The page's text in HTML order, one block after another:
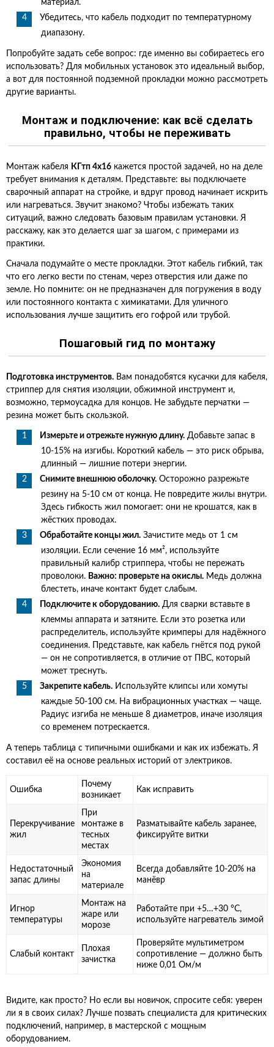
материал.
Убедитесь, что кабель подходит по температурному
диапазону.
Попробуйте задать себе вопрос: где именно вы собираетесь его
использовать? Для мобильных установок это идеальный выбор,
а вот для постоянной подземной прокладки можно рассмотреть
другие варианты.
Монтаж и подключение: как всё сделать
правильно, чтобы не переживать
Монтаж кабеля КГтп 4х16 кажется простой задачей, но на деле
требует внимания к деталям. Представьте: вы подключаете
сварочный аппарат на стройке, и вдруг провод начинает искрить
или нагреваться. Звучит знакомо? Чтобы избежать таких
ситуаций, важно следовать базовым правилам установки. Я
расскажу, как это делается шаг за шагом, с примерами из
практики.
Сначала подумайте о месте прокладки. Этот кабель гибкий, так
что его легко вести по стенам, через отверстия или даже по
земле. Но помните: он не предназначен для погружения в воду
или постоянного контакта с химикатами. Для уличного
использования лучше защитить его гофрой или трубой.
Пошаговый гид по монтажу
Подготовка инструментов. Вам понадобятся кусачки для кабеля,
стриппер для снятия изоляции, обжимной инструмент и,
возможно, термоусадка для концов. Не забудьте перчатки —
резина может быть скользкой.
Измерьте и отрежьте нужную длину. Добавьте запас в
10-15% на изгибы. Короткий кабель — это риск обрыва,
длинный — лишние потери энергии.
Снимите внешнюю оболочку. Осторожно разрежьте
резину на 5-10 см от конца. Не повредите жилы внутри.
Здесь гибкость жил помогает: они не крошатся, как в
жёстких проводах.
Обработайте концы жил. Зачистите медь от 1 см
изоляции. Если сечение 16 мм², используйте
правильный калибр стриппера, чтобы не пережать
проволоки. Важно: проверьте на окислы. Медь должна
блестеть, иначе контакт будет слабым.
Подключите к оборудованию. Для сварки вставьте в
клеммы аппарата и затяните. Если это розетка или
распределитель, используйте кримперы для надёжного
соединения. Представьте, как кабель гнётся под рукой
— он не сопротивляется, в отличие от ПВС, который
может треснуть.
Закрепите кабель. Используйте клипсы или хомуты
каждые 50-100 см. На вибрационных участках — чаще.
Радиус изгиба не меньше 8 диаметров, иначе изоляция
со временем потрескается.
А теперь таблица с типичными ошибками и как их избежать. Я
составил её на основе реальных историй от электриков.
Ошибка
Почему
возникает
Как исправить
Перекручивание
жил
При
монтаже в
тесных
местах
Разматывайте кабель заранее,
фиксируйте витки
Недостаточный
запас длины
Экономия
на
материале
Всегда добавляйте 10-20% на
манёвр
Игнор
температуры
Монтаж на
жаре или
морозе
Работайте при +5…+30 °C,
используйте нагреватель зимой
Слабый контакт
Плохая
зачистка
Проверяйте мультиметром
сопротивление — должно быть
ниже 0,01 Ом/м
Видите, как просто? Но если вы новичок, спросите себя: уверен
ли я в своих силах? Лучше позвать специалиста для критических
подключений, например, в мастерской с мощным
оборудованием.